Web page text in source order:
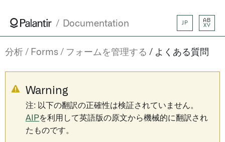
Documentation JP
AB
XY
分析 Forms フォームを管理する よくある質問
Warning
注: 以下の翻訳の正確性は検証されていません。
AIPを利用して英語版の原文から機械的に翻訳され
たものです。